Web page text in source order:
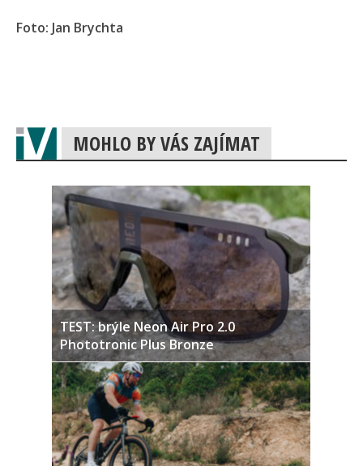
Foto: Jan Brychta
MOHLO BY VÁS ZAJÍMAT
TEST: brýle Neon Air Pro 2.0
Phototronic Plus Bronze